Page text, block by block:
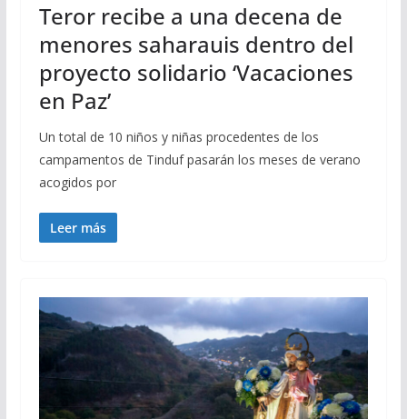
Teror recibe a una decena de
menores saharauis dentro del
proyecto solidario ‘Vacaciones
en Paz’
Un total de 10 niños y niñas procedentes de los
campamentos de Tinduf pasarán los meses de verano
acogidos por
Leer más